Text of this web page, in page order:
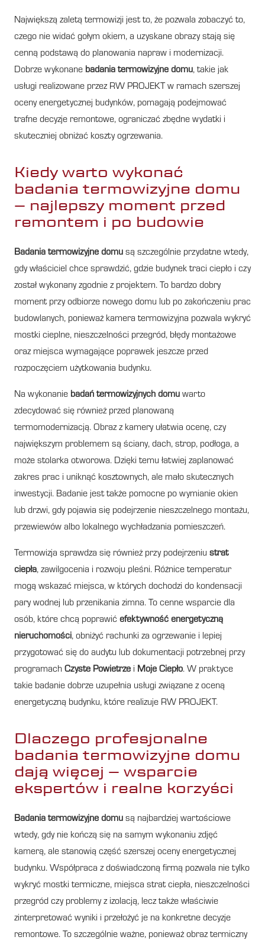
Największą zaletą termowizji jest to, że pozwala zobaczyć to,
czego nie widać gołym okiem, a uzyskane obrazy stają się
cenną podstawą do planowania napraw i modernizacji.
Dobrze wykonane badania termowizyjne domu, takie jak
usługi realizowane przez RW PROJEKT w ramach szerszej
oceny energetycznej budynków, pomagają podejmować
trafne decyzje remontowe, ograniczać zbędne wydatki i
skuteczniej obniżać koszty ogrzewania.
Kiedy warto wykonać
badania termowizyjne domu
– najlepszy moment przed
remontem i po budowie
Badania termowizyjne domu są szczególnie przydatne wtedy,
gdy właściciel chce sprawdzić, gdzie budynek traci ciepło i czy
został wykonany zgodnie z projektem. To bardzo dobry
moment przy odbiorze nowego domu lub po zakończeniu prac
budowlanych, ponieważ kamera termowizyjna pozwala wykryć
mostki cieplne, nieszczelności przegród, błędy montażowe
oraz miejsca wymagające poprawek jeszcze przed
rozpoczęciem użytkowania budynku.
Na wykonanie badań termowizyjnych domu warto
zdecydować się również przed planowaną
termomodernizacją. Obraz z kamery ułatwia ocenę, czy
największym problemem są ściany, dach, strop, podłoga, a
może stolarka otworowa. Dzięki temu łatwiej zaplanować
zakres prac i uniknąć kosztownych, ale mało skutecznych
inwestycji. Badanie jest także pomocne po wymianie okien
lub drzwi, gdy pojawia się podejrzenie nieszczelnego montażu,
przewiewów albo lokalnego wychładzania pomieszczeń.
Termowizja sprawdza się również przy podejrzeniu strat
ciepła, zawilgocenia i rozwoju pleśni. Różnice temperatur
mogą wskazać miejsca, w których dochodzi do kondensacji
pary wodnej lub przenikania zimna. To cenne wsparcie dla
osób, które chcą poprawić efektywność energetyczną
nieruchomości, obniżyć rachunki za ogrzewanie i lepiej
przygotować się do audytu lub dokumentacji potrzebnej przy
programach Czyste Powietrze i Moje Ciepło. W praktyce
takie badanie dobrze uzupełnia usługi związane z oceną
energetyczną budynku, które realizuje RW PROJEKT.
Dlaczego profesjonalne
badania termowizyjne domu
dają więcej – wsparcie
ekspertów i realne korzyści
Badania termowizyjne domu są najbardziej wartościowe
wtedy, gdy nie kończą się na samym wykonaniu zdjęć
kamerą, ale stanowią część szerszej oceny energetycznej
budynku. Współpraca z doświadczoną firmą pozwala nie tylko
wykryć mostki termiczne, miejsca strat ciepła, nieszczelności
przegród czy problemy z izolacją, lecz także właściwie
zinterpretować wyniki i przełożyć je na konkretne decyzje
remontowe. To szczególnie ważne, ponieważ obraz termiczny